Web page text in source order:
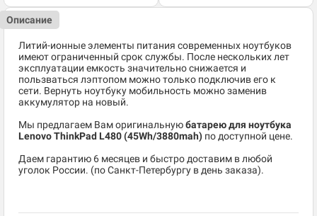
Описание
Литий-ионные элементы питания современных ноутбуков
имеют ограниченный срок службы. После нескольких лет
эксплуатации емкость значительно снижается и
пользваться лэптопом можно только подключив его к
сети. Вернуть ноутбуку мобильность можно заменив
аккумулятор на новый.
Мы предлагаем Вам оригинальнуюбатарею для ноутбука
Lenovo ThinkPad L480 (45Wh/3880mah) по доступной цене.
Даем гарантию 6 месяцев и быстро доставим в любой
уголок России. (по Санкт-Петербургу в день заказа).